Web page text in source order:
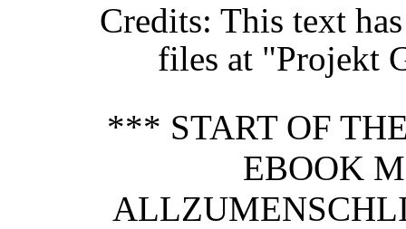
Credits: This text
files at "Projekt
*** START OF
EBOOK